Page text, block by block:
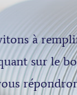
à
sur le